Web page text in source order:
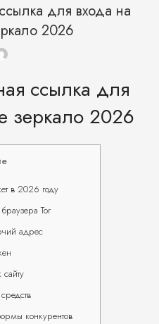
для входа на
2026
ссылка для
зеркало 2026
в 2026 году
Tor
адрес
конкурентов